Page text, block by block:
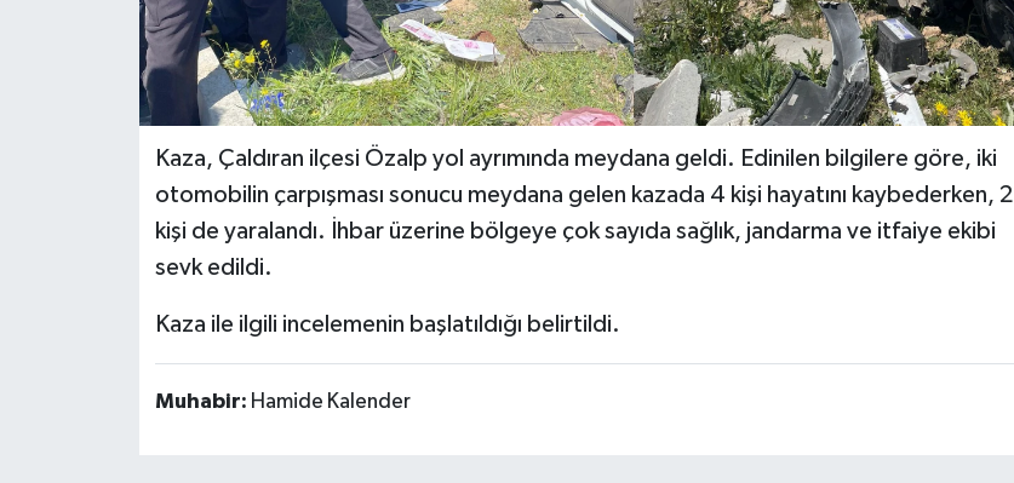
Kaza, Çaldıran ilçesi Özalp yol ayrımında meydana geldi. Edinilen bilgilere göre, iki
otomobilin çarpışması sonucu meydana gelen kazada 4 kişi hayatını kaybederken, 2
kişi de yaralandı. İhbar üzerine bölgeye çok sayıda sağlık, jandarma ve itfaiye ekibi
sevk edildi.
Kaza ile ilgili incelemenin başlatıldığı belirtildi.
Muhabir: Hamide Kalender